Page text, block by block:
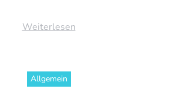
Weiterlesen
Allgemein